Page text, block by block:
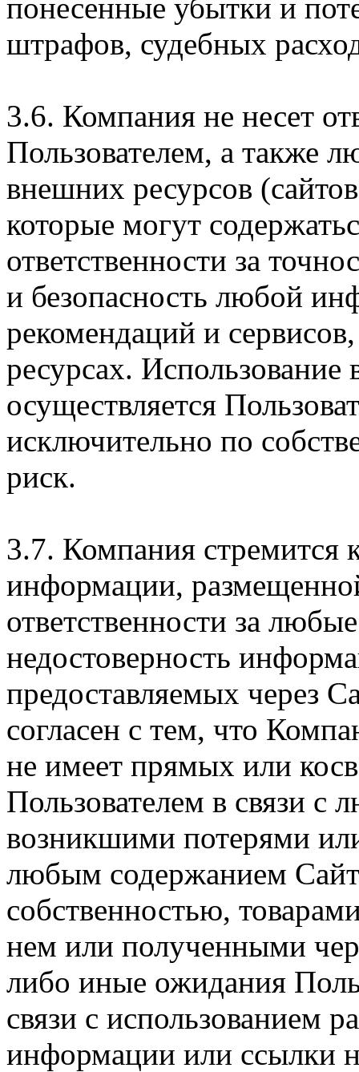
понесенные убытки и
штрафов, судебных
3.6. Компания не несет
Пользователем, а также
внешних ресурсов
которые могут
ответственности за
и безопасность любой
рекомендаций и
ресурсах.
осуществляется
исключительно по
риск.
3.7. Компания стремится
информации,
ответственности за
недостоверность
предоставляемых через
согласен с тем, что
не имеет прямых или
Пользователем в связи
возникшими потерями
любым содержанием
собственностью,
нем или полученными
либо иные ожидания
связи с использованием
информации или ссылки